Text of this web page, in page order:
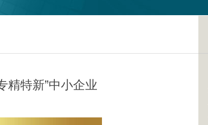
精特新”中小企业